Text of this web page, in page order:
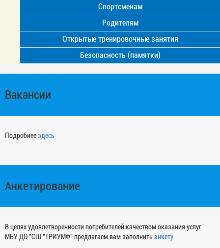
Спортсменам
Родителям
Открытые тренировочные занятия
Безопасность (памятки)
Вакансии
Подробнеездесь
Анкетирование
В целях удовлетворенности потребителей качеством оказания услуг
МБУ ДО "СШ "ТРИУМФ" предлагаем вам заполнитьанкету